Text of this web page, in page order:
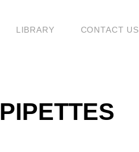
LIBRARY CONTACT US
PIPETTES